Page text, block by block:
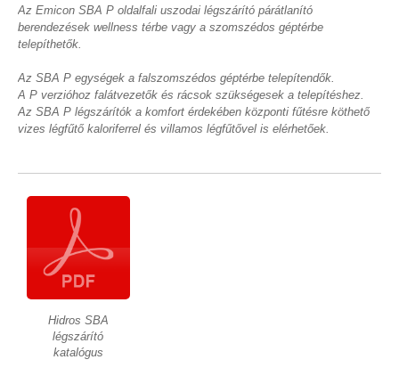
Az Emicon SBA P oldalfali uszodai légszárító párátlanító
berendezések wellness térbe vagy a szomszédos géptérbe
telepíthetők.
Az SBA P egységek a falszomszédos géptérbe telepítendők.
A P verzióhoz falátvezetők és rácsok szükségesek a telepítéshez.
Az SBA P légszárítók a komfort érdekében központi fűtésre köthető
vizes légfűtő kaloriferrel és villamos légfűtővel is elérhetőek.
Hidros SBA
légszárító
katalógus